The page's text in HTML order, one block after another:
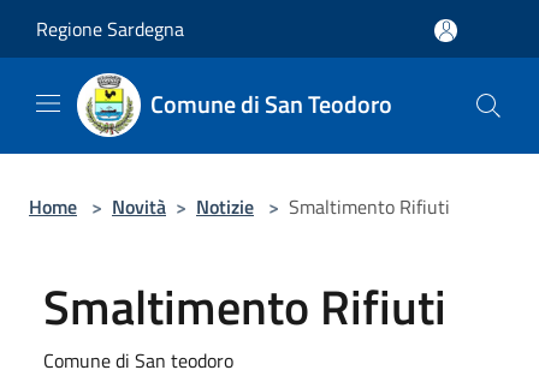
Regione Sardegna
Comune di San Teodoro
Home > Novità > Notizie > Smaltimento Rifiuti
Smaltimento Rifiuti
Comune di San teodoro